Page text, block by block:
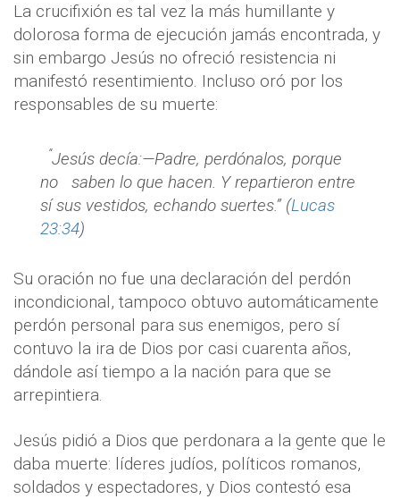
La crucifixión es tal vez la más humillante y
dolorosa forma de ejecución jamás encontrada, y
sin embargo Jesús no ofreció resistencia ni
manifestó resentimiento. Incluso oró por los
responsables de su muerte:
“Jesús decía:—Padre, perdónalos, porque
no
saben lo que hacen. Y repartieron entre
sí sus vestidos, echando suertes.” (Lucas
23:34)
Su oración no fue una declaración del perdón
incondicional, tampoco obtuvo automáticamente
perdón personal para sus enemigos, pero sí
contuvo la ira de Dios por casi cuarenta años,
dándole así tiempo a la nación para que se
arrepintiera.
Jesús pidió a Dios que perdonara a la gente que le
daba muerte: líderes judíos, políticos romanos,
soldados y espectadores, y Dios contestó esa